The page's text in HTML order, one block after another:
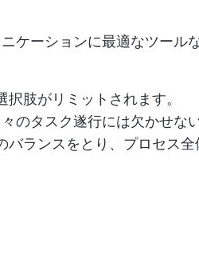
ケーションに最適なツール
肢がリミットされます。
のタスク遂行には欠かせな
バランスをとり、プロセス全